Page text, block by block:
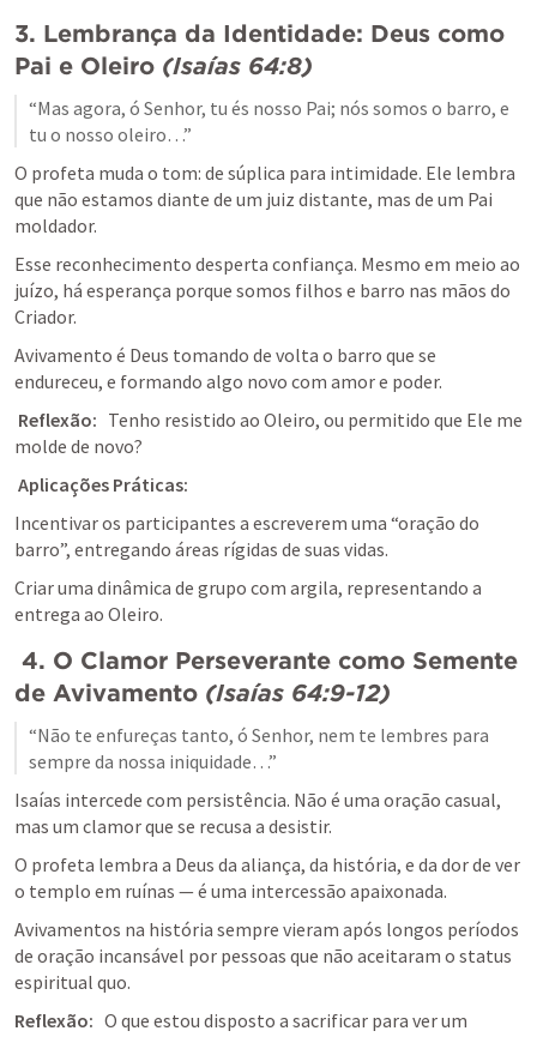
3. Lembrança da Identidade: Deus como
Pai e Oleiro (Isaías 64:8)
“Mas agora, ó Senhor, tu és nosso Pai; nós somos o barro, e
tu o nosso oleiro…”
O profeta muda o tom: de súplica para intimidade. Ele lembra
que não estamos diante de um juiz distante, mas de um Pai
moldador.
Esse reconhecimento desperta confiança. Mesmo em meio ao
juízo, há esperança porque somos filhos e barro nas mãos do
Criador.
Avivamento é Deus tomando de volta o barro que se
endureceu, e formando algo novo com amor e poder.
Reflexão:
   Tenho resistido ao Oleiro, ou permitido que Ele me
molde de novo?
Aplicações Práticas:
Incentivar os participantes a escreverem uma “oração do
barro”, entregando áreas rígidas de suas vidas.
Criar uma dinâmica de grupo com argila, representando a
entrega ao Oleiro.
4. O Clamor Perseverante como Semente
de Avivamento (Isaías 64:9-12)
“Não te enfureças tanto, ó Senhor, nem te lembres para
sempre da nossa iniquidade…”
Isaías intercede com persistência. Não é uma oração casual,
mas um clamor que se recusa a desistir.
O profeta lembra a Deus da aliança, da história, e da dor de ver
o templo em ruínas — é uma intercessão apaixonada.
Avivamentos na história sempre vieram após longos períodos
de oração incansável por pessoas que não aceitaram o status
espiritual quo.
Reflexão:
   O que estou disposto a sacrificar para ver um